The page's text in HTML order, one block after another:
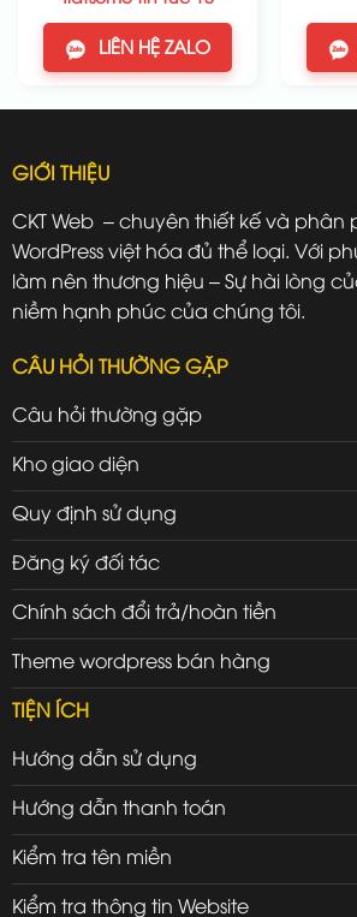
LIÊN HỆ ZALO
GIỚI THIỆU
CKT Web – chuyên thiết kế và phân
WordPress việt hóa đủ thể loại. Với
làm nên thương hiệu – Sự hài lòng
niềm hạnh phúc của chúng tôi.
CÂU HỎI THƯỜNG GẶP
Câu hỏi thường gặp
Kho giao diện
Quy định sử dụng
Đăng ký đối tác
Chính sách đổi trả/hoàn tiền
Theme wordpress bán hàng
TIỆN ÍCH
Hướng dẫn sử dụng
Hướng dẫn thanh toán
Kiểm tra tên miền
Kiểm tra thông tin Website